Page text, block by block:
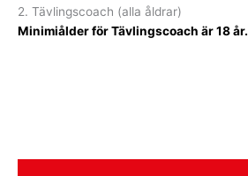
2. Tävlingscoach (alla åldrar)
Minimiålder för Tävlingscoach är 18 år.